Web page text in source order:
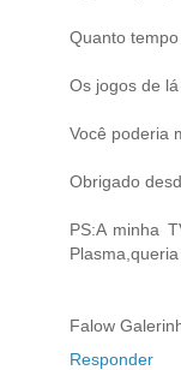
Quanto
Os jogos de
Você poderia
Obrigado
PS:A minha
Falow
Responder